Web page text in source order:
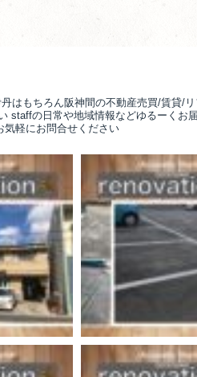
はもちろん阪神間の不動産売買/賃貸/
staffの日常や地域情報などゆるーくお
気軽にお問合せください